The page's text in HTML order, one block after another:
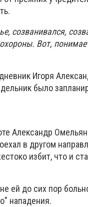
созванивался,
Вот,
Игоря
было
Александр
в другом
избит, что и
ей до сих пор
нападения.